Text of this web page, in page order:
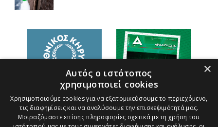
×
Αυτός ο ιστότοπος
χρησιμοποιεί cookies
Χρησιμοποιούμε cookies για να εξατομικεύσουμε το περιεχόμενο,
τις διαφημίσεις και να αναλύσουμε την επισκεψιμότητά μας.
Μοιραζόμαστε επίσης πληροφορίες σχετικά με τη χρήση του